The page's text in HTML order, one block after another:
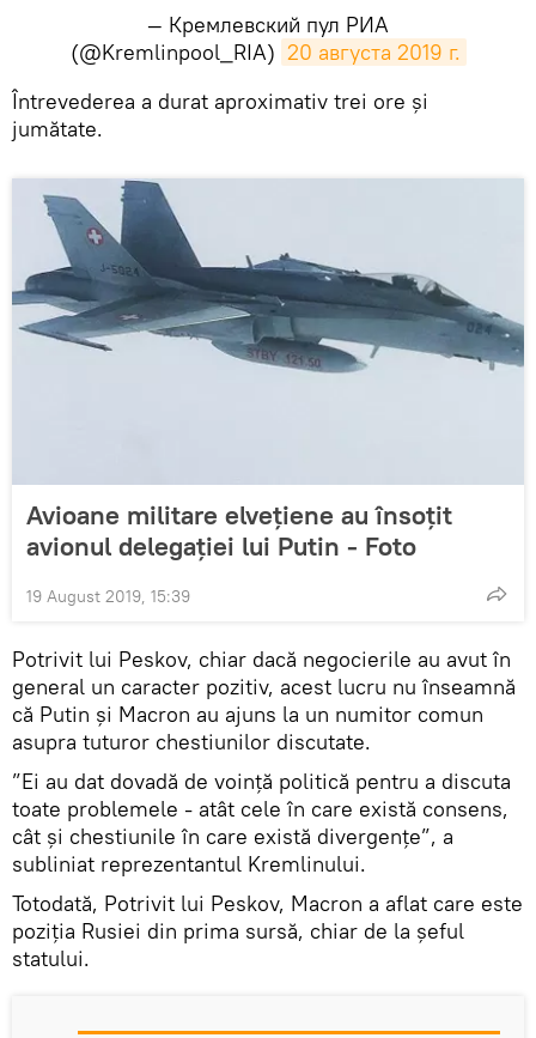
— Кремлевский пул РИА
(@Kremlinpool_RIA) 20 августа 2019 г.
​Întrevederea a durat aproximativ trei ore și
jumătate.
Avioane militare elvețiene au însoțit
avionul delegației lui Putin - Foto
19 August 2019, 15:39
Potrivit lui Peskov, chiar dacă negocierile au avut în
general un caracter pozitiv, acest lucru nu înseamnă
că Putin și Macron au ajuns la un numitor comun
asupra tuturor chestiunilor discutate.
”Ei au dat dovadă de voință politică pentru a discuta
toate problemele - atât cele în care există consens,
cât și chestiunile în care există divergențe”, a
subliniat reprezentantul Kremlinului.
Totodată, Potrivit lui Peskov, Macron a aflat care este
poziția Rusiei din prima sursă, chiar de la șeful
statului.